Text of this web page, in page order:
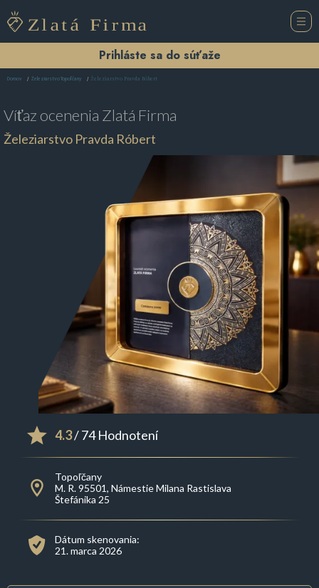
Prihláste sa do súťaže
Domov Železiarstvo Topoľčany Železiarstvo Pravda Róbert
Víťaz ocenenia Zlatá Firma
Železiarstvo Pravda Róbert
4.3/ 74 Hodnotení
Topoľčany
M. R. 95501, Námestie Milana Rastislava
Štefánika 25
Dátum skenovania:
21. marca 2026